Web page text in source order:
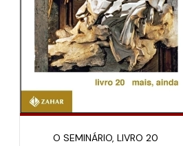
O SEMINÁRIO, LIVRO 20